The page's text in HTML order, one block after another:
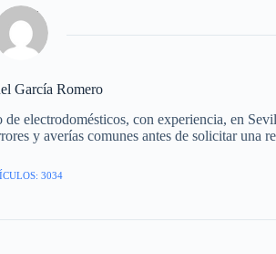
García Romero
electrodomésticos, con experiencia, en
y averías comunes antes de solicitar una
3034